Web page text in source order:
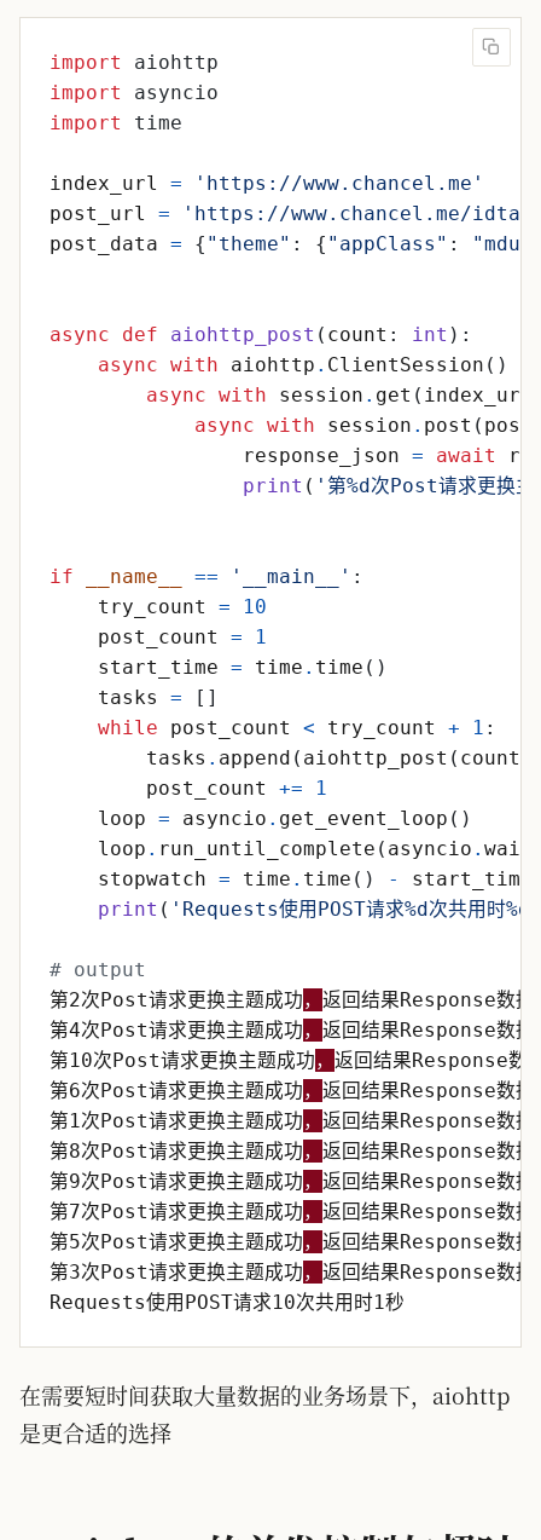
import
aiohttp
import
asyncio
import
time
index_url = ' https://www.chancel.me '
post_url
= ' https://www.chancel.me/idtag
post_data = { " theme" : { " appClass " : "
async def aiohttp_post ( count : int ) :
async with aiohttp . ClientSession ( )
async with session . get ( index_url
async with session . post (
response_json = await
print ( ' 第%d次Post请求更换
if __name__ == ' __main__ ' :
try_count
=
10
post_count
=
1
start_time = time . time ( )
tasks
= [ ]
while
post_count < try_count + 1 :
tasks . append ( aiohttp_post ( count
post_count
+=
1
loop = asyncio . get_event_loop ( )
loop . run_until_complete ( asyncio . wait
stopwatch = time . time ( ) -
start_time
print ( ' Requests使用POST请求%d次共用时%d
# output
第2次Post请求更换主题成功， 返回结果Response数据
第4次Post请求更换主题成功， 返回结果Response数据
第10次Post请求更换主题成功， 返回结果Response数
第6次Post请求更换主题成功， 返回结果Response数据
第1次Post请求更换主题成功， 返回结果Response数据
第8次Post请求更换主题成功， 返回结果Response数据
第9次Post请求更换主题成功， 返回结果Response数据
第7次Post请求更换主题成功， 返回结果Response数据
第5次Post请求更换主题成功， 返回结果Response数据
第3次Post请求更换主题成功， 返回结果Response数据
Requests使用POST请求10次共用时1秒
在需要短时间获取大量数据的业务场景下，aiohttp
是更合适的选择